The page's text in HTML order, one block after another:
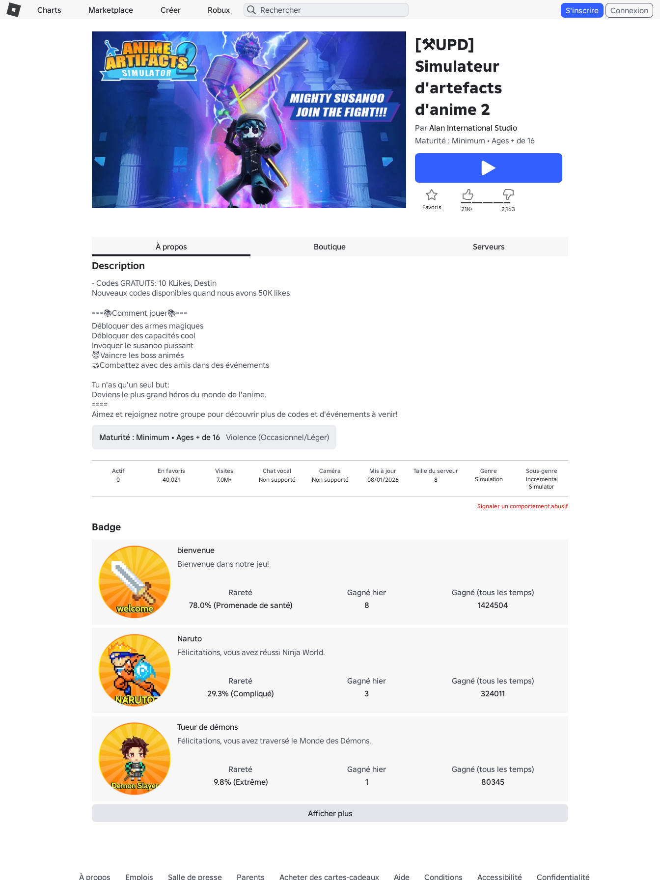
Charts Marketplace Créer Robux S'inscrire Connexion
[⚒️UPD]
Simulateur
d'artefacts
d'anime 2
Par Alan International Studio
Maturité : Minimum • Ages + de 16
Favoris 21K+ 2,163
À propos Boutique Serveurs
Description
- Codes GRATUITS: 10 KLikes, Destin
Nouveaux codes disponibles quand nous avons 50K likes
===📚Comment jouer📚===
Débloquer des armes magiques
Débloquer des capacités cool
Invoquer le susanoo puissant
😈Vaincre les boss animés
🤝Combattez avec des amis dans des événements
Tu n'as qu'un seul but:
Deviens le plus grand héros du monde de l'anime.
====
Aimez et rejoignez notre groupe pour découvrir plus de codes et d'événements à venir!
Maturité : Minimum • Ages + de 16 Violence (Occasionnel/Léger)
Actif
0
En favoris
40,021
Visites
7.0M+
Chat vocal
Non supporté
Caméra
Non supporté
Mis à jour
08/01/2026
Taille du serveur
8
Genre
Simulation
Sous-genre
Incremental
Simulator
Signaler un comportement abusif
Badge
bienvenue
Bienvenue dans notre jeu!
Rareté
78.0% (Promenade de santé)
Gagné hier
8
Gagné (tous les temps)
1424504
Naruto
Félicitations, vous avez réussi Ninja World.
Rareté
29.3% (Compliqué)
Gagné hier
3
Gagné (tous les temps)
324011
Tueur de démons
Félicitations, vous avez traversé le Monde des Démons.
Rareté
9.8% (Extrême)
Gagné hier
1
Gagné (tous les temps)
80345
Afficher plus
À propos Emplois Salle de presse Parents Acheter des cartes-cadeaux Aide Conditions Accessibilité Confidentialité